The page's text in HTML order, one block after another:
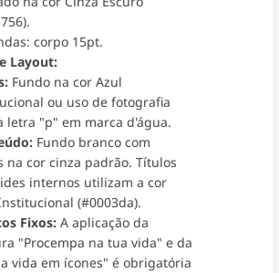
corpo 15pt.
Layout:
Fundo na cor Azul
ou uso de fotografia
letra "p" em marca d'água.
Fundo branco com
na cor cinza padrão. Títulos
internos utilizam a cor
(#0003da).
Fixos: A aplicação da
"Procempa na tua vida" e da
vida em ícones" é obrigatória